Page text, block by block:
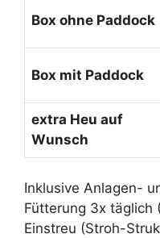
Box ohne Paddock
Box mit Paddock
extra Heu auf
Wunsch
Inklusive Anlagen-
Fütterung 3x täglich
Einstreu (Stroh-